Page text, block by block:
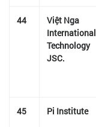
44
Việt Nga
International
Technology
JSC.
45 Pi Institute